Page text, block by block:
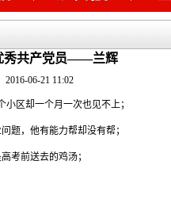
秀共产党员——兰辉
2016-06-21 11:02
区却一个月一次也见不上；
题，他有能力帮却没有帮；
考前送去的鸡汤；